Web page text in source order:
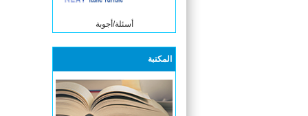
أسئلة/أجوبة
المكتبة